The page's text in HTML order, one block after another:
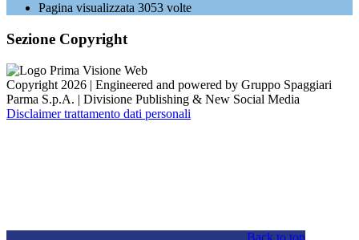
Pagina visualizzata 3053 volte
Sezione Copyright
Copyright 2026 | Engineered and powered by Gruppo Spaggiari
Parma S.p.A. | Divisione Publishing & New Social Media
Disclaimer trattamento dati personali
Back to top